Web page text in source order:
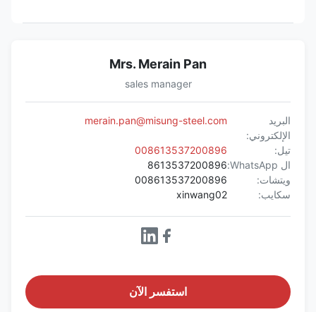
Mrs. Merain Pan
sales manager
الإلكتروني:
merain.pan@misung-steel.com
008613537200896
8613537200896
ويتشات:
008613537200896
سكايب:
xinwang02
استفسر الآن